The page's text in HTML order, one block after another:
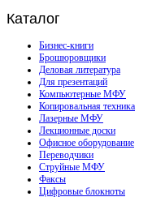
Каталог
Бизнес-книги
Брошюровщики
Деловая литература
Для презентаций
Компьютерные МФУ
Копировальная техника
Лазерные МФУ
Лекционные доски
Офисное оборудование
Переводчики
Струйные МФУ
Факсы
Цифровые блокноты